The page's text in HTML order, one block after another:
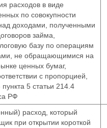
расходов в виде
по совокупности
доходами, полученными
займа,
базу по операциям
не обращающимися на
ценных бумаг,
с пропорцией,
5 статьи 214.4
РФ
расход, который
при открытии короткой